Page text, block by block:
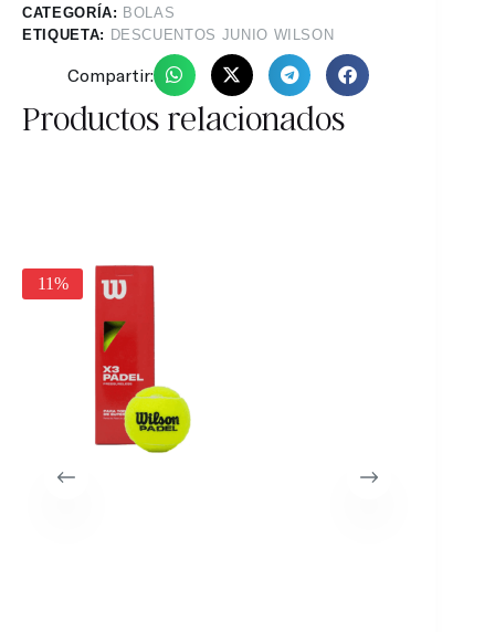
CATEGORÍA: BOLAS
ETIQUETA: DESCUENTOS JUNIO WILSON
Compartir:
Productos relacionados
11%